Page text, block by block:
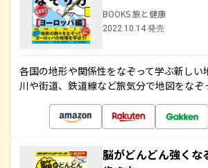
BOOKS 旅と健康
2022.10.14 発売
各国の地形や関係性をなぞって学ぶ新しい
川や街道、鉄道線など旅気分で地図をなぞ
脳がどんどん強くな